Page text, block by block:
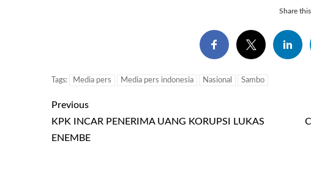
Share
Tags: Media pers Media pers indonesia Nasional Sambo
Previous
KPK INCAR PENERIMA UANG KORUPSI LUKAS
ENEMBE